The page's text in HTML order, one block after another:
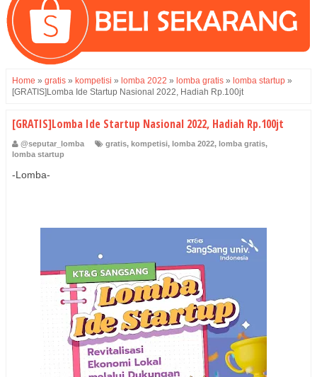
Home » gratis » kompetisi » lomba 2022 » lomba gratis » lomba startup »
[GRATIS]Lomba Ide Startup Nasional 2022, Hadiah Rp.100jt
[GRATIS]Lomba Ide Startup Nasional 2022, Hadiah Rp.100jt
@seputar_lomba gratis, kompetisi, lomba 2022, lomba gratis,
lomba startup
-Lomba-